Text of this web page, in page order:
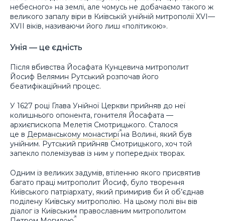
небесного» на землі, але чомусь не добачаємо такого ж
великого запалу віри в Київській унійній митрополії XVI—
XVII віків, називаючи його лиш «політикою».
Унія — це єдність
Після вбивства Йосафата Кунцевича митрополит
Йосиф Велямин Рутський розпочав його
беатифікаційний процес.
У 1627 році Глава Унійної Церкви прийняв до неї
колишнього опонента, гонителя Йосафата —
архиєпископа Мелетія Смотрицького. Сталося
це в Дерманському монастиріна Волині, який був
унійним. Рутський прийняв Смотрицького, хоч той
запекло полемізував із ним у попередніх творах.
Одним із великих задумів, втіленню якого присвятив
багато праці митрополит Йосиф, було творення
Київського патріархату, який примирив би й об’єднав
поділену Київську митрополію. На цьому полі він вів
діалог із Київським православним митрополитом